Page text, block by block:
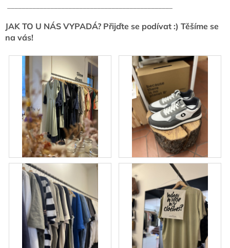
JAK TO U NÁS VYPADÁ? Přijďte se podívat :) Těšíme se
na vás!